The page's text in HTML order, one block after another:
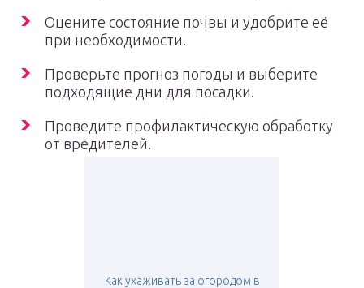
Оцените состояние почвы и удобрите её
при необходимости.
Проверьте прогноз погоды и выберите
подходящие дни для посадки.
Проведите профилактическую обработку
от вредителей.
Как ухаживать за огородом в